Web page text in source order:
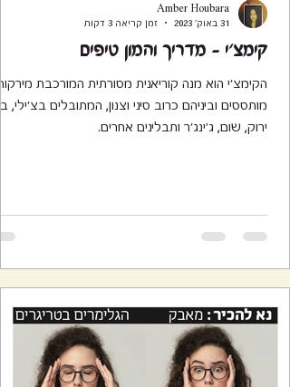
קימצ׳י - מדריך והמון טיפים
הקימצ'י הוא מנה קוריאנית מסורתית המורכבת
מותססים וביניהם כרוב סיני וצנון, המתובלים בצ'ילי,
ירוק, שום, ג'ינג'ר ותבלינים אחרים.
Amber Houbara
31 באוק׳ 2023
זמן קריאה 3 דקות